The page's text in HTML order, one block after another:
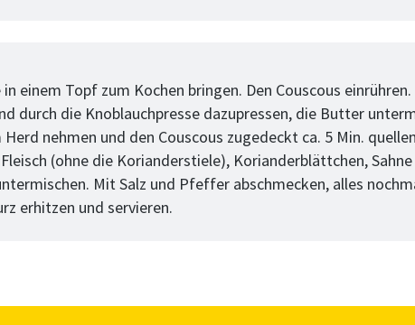
in einem Topf zum Kochen bringen. Den Couscous
durch die Knoblauchpresse dazupressen, die Butter
nehmen und den Couscous zugedeckt ca. 5 Min.
(ohne die Korianderstiele), Korianderblättchen,
Mit Salz und Pfeffer abschmecken, alles
erhitzen und servieren.